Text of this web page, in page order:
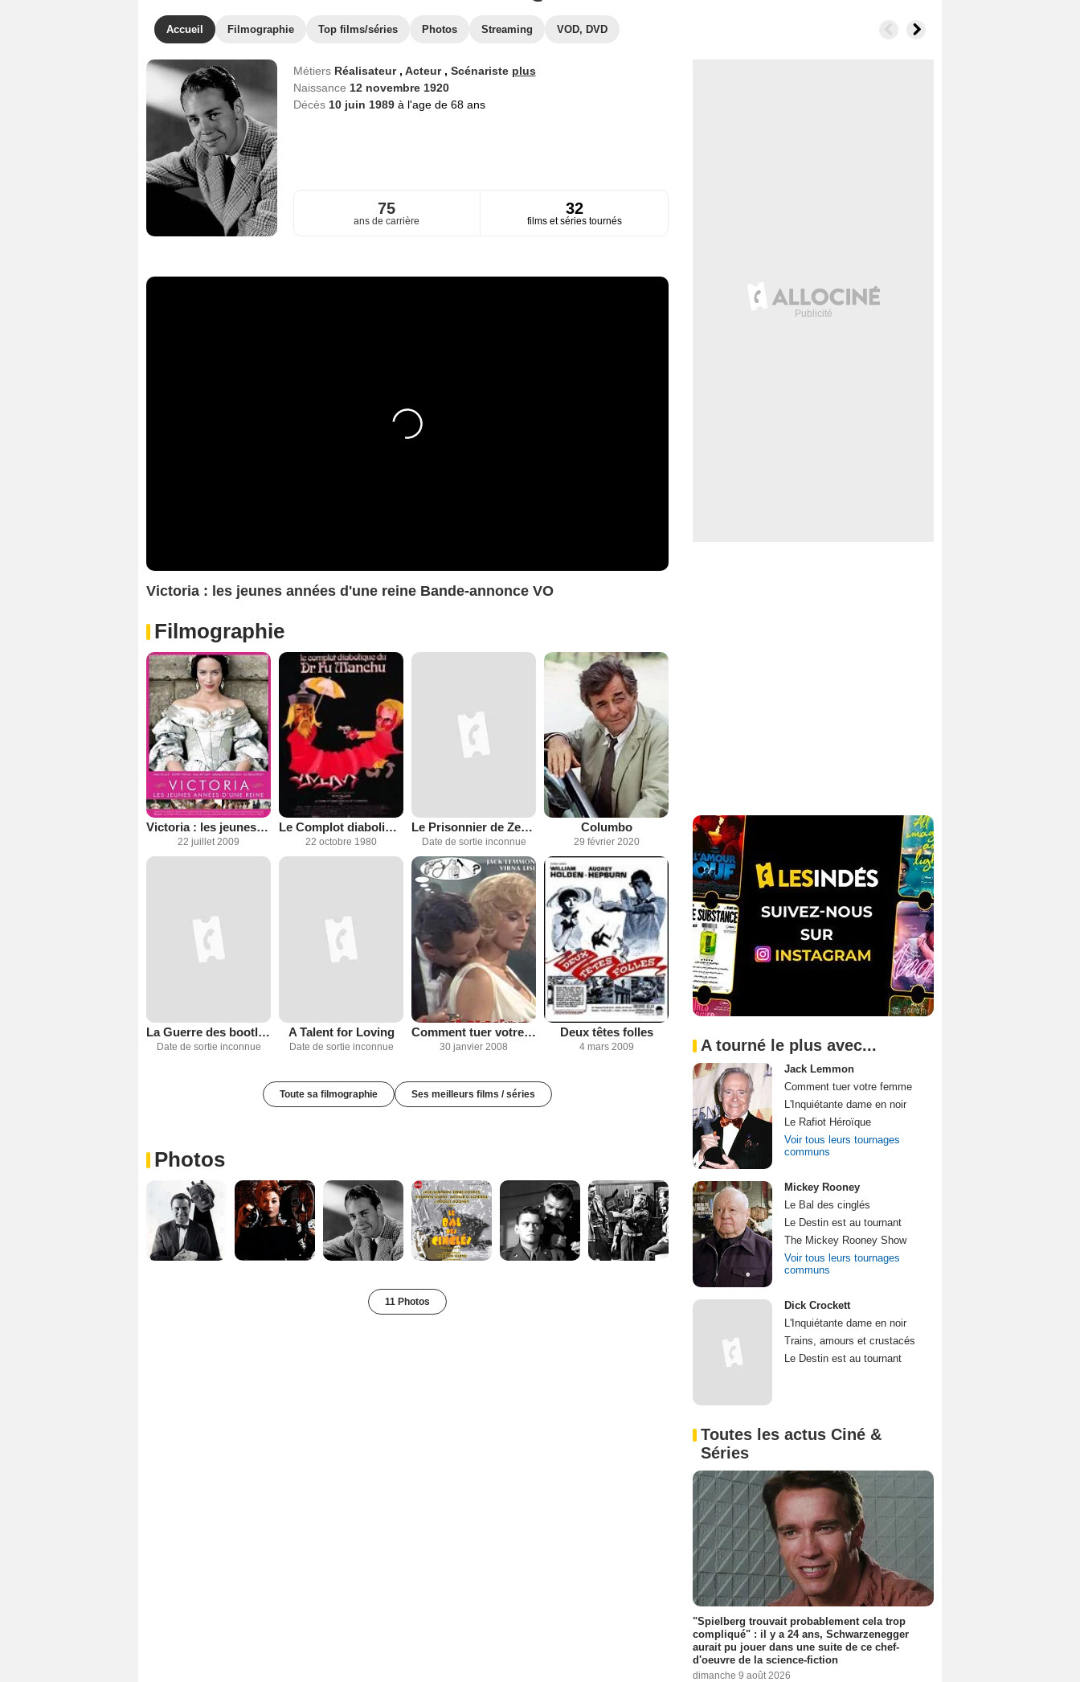
Accueil Filmographie Top films/séries Photos Streaming VOD, DVD
Métiers Réalisateur , Acteur , Scénariste plus
Naissance 12 novembre 1920
Décès 10 juin 1989 à l'age de 68 ans
75
ans de carrière
32
films et séries tournés
Victoria : les jeunes années d'une reine Bande-annonce VO
Filmographie
Victoria : les jeunes années d'une reine
22 juillet 2009
Le Complot diabolique du Dr. Fu Manchu
22 octobre 1980
Le Prisonnier de Zenda
Date de sortie inconnue
Columbo
29 février 2020
La Guerre des bootleggers
Date de sortie inconnue
A Talent for Loving
Date de sortie inconnue
Comment tuer votre femme
30 janvier 2008
Deux têtes folles
4 mars 2009
Toute sa filmographie Ses meilleurs films / séries
Photos
11 Photos
A tourné le plus avec...
Jack Lemmon
Comment tuer votre femme
L'Inquiétante dame en noir
Le Rafiot Héroïque
Voir tous leurs tournages
communs
Mickey Rooney
Le Bal des cinglés
Le Destin est au tournant
The Mickey Rooney Show
Voir tous leurs tournages
communs
Dick Crockett
L'Inquiétante dame en noir
Trains, amours et crustacés
Le Destin est au tournant
Toutes les actus Ciné &
Séries
"Spielberg trouvait probablement cela trop
compliqué" : il y a 24 ans, Schwarzenegger
aurait pu jouer dans une suite de ce chef-
d'oeuvre de la science-fiction
dimanche 9 août 2026